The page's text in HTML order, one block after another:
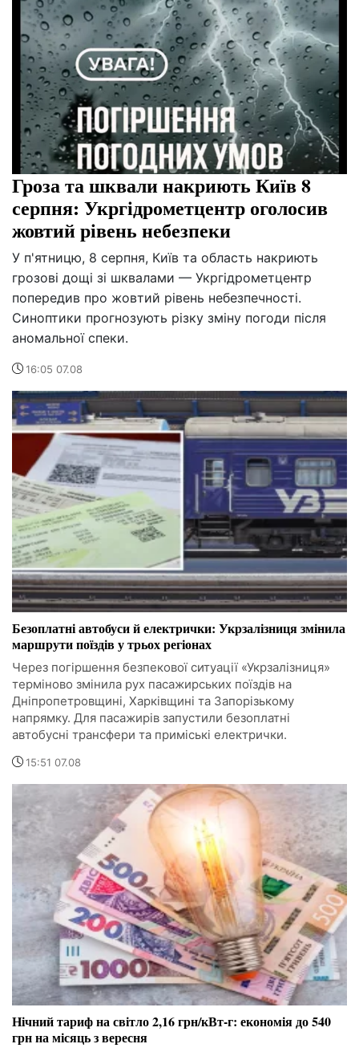
Гроза та шквали накриють Київ 8
серпня: Укргідрометцентр оголосив
жовтий рівень небезпеки
У п'ятницю, 8 серпня, Київ та область накриють
грозові дощі зі шквалами — Укргідрометцентр
попередив про жовтий рівень небезпечності.
Синоптики прогнозують різку зміну погоди після
аномальної спеки.
16:05 07.08
Безоплатні автобуси й електрички: Укрзалізниця змінила
маршрути поїздів у трьох регіонах
Через погіршення безпекової ситуації «Укрзалізниця»
терміново змінила рух пасажирських поїздів на
Дніпропетровщині, Харківщині та Запорізькому
напрямку. Для пасажирів запустили безоплатні
автобусні трансфери та приміські електрички.
15:51 07.08
Нічний тариф на світло 2,16 грн/кВт-г: економія до 540
грн на місяць з вересня